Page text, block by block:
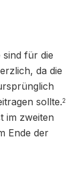
sind für die
da die
sollte.2
im zweiten
Ende der